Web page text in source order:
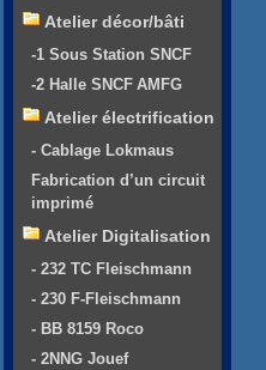
Atelier décor/bâti
-1 Sous Station SNCF
-2 Halle SNCF AMFG
Atelier électrification
- Cablage Lokmaus
Fabrication d’un circuit
imprimé
Atelier Digitalisation
- 232 TC Fleischmann
- 230 F-Fleischmann
- BB 8159 Roco
- 2NNG Jouef